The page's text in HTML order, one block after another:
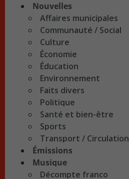
Nouvelles
Affaires municipales
Communauté / Social
Culture
Économie
Éducation
Environnement
Faits divers
Politique
Santé et bien-être
Sports
Transport / Circulation
Émissions
Musique
Décompte franco